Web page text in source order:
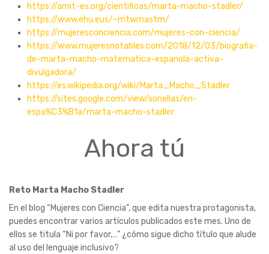
https://amit-es.org/cientificas/marta-macho-stadler/
https://www.ehu.eus/~mtwmastm/
https://mujeresconciencia.com/mujeres-con-ciencia/
https://www.mujeresnotables.com/2018/12/03/biografia-
de-marta-macho-matematica-espanola-activa-
divulgadora/
https://es.wikipedia.org/wiki/Marta_Macho_Stadler
https://sites.google.com/view/sonellas/en-
espa%C3%B1a/marta-macho-stadler
Ahora tú
Reto Marta Macho Stadler
En el blog “Mujeres con Ciencia”, que edita nuestra protagonista,
puedes encontrar varios artículos publicados este mes. Uno de
ellos se titula “Ni por favor,…” ¿cómo sigue dicho título que alude
al uso del lenguaje inclusivo?